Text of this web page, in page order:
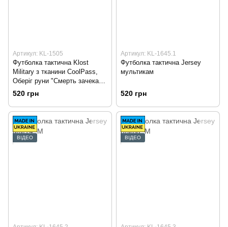
Артикул: KL-1505
Футболка тактична Klost
Military з тканини CoolPass,
Оберіг руни "Смерть зачекає",
олива
520 грн
Артикул: KL-1645.1
Футболка тактична Jersey
мультикам
520 грн
ВІДЕО ВІДЕО